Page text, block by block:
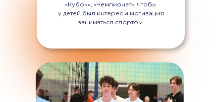
«Кубок», «Чемпионат», чтобы
у детей был интерес и мотивация
заниматься спортом.